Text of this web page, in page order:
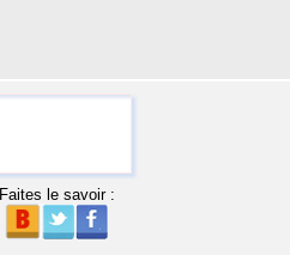
Faites le savoir :